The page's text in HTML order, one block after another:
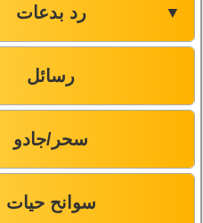
رد بدعات ▼
رسائل
سحر/جادو
سوانح حیات